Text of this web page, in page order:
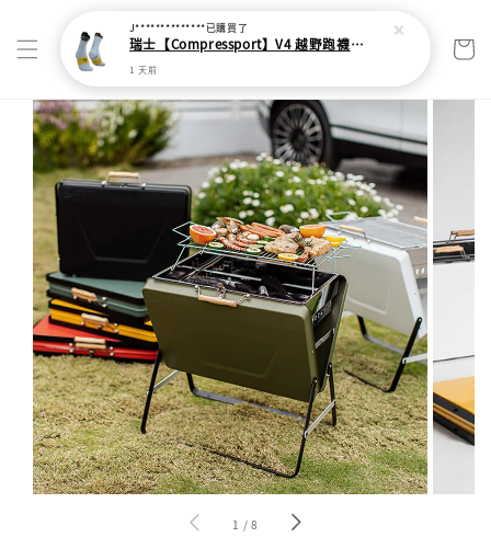
1 /8
J**************已購買了
瑞士【Compressport】V4 越野跑襪(2024新色)
1 天前